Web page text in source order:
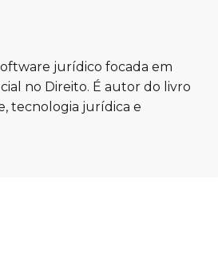
jurídico focada em
no Direito. É autor do livro
tecnologia jurídica e